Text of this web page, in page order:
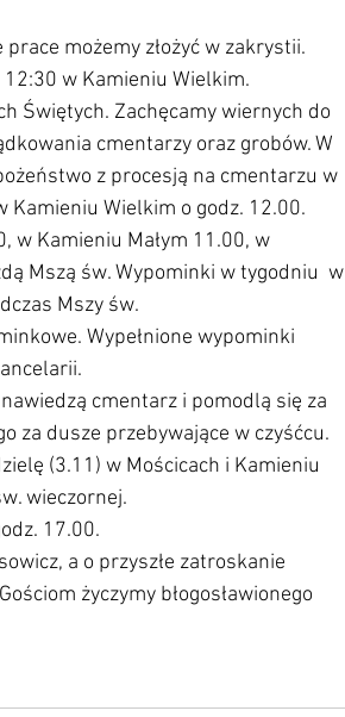
możemy złożyć w zakrystii.
12:30 w Kamieniu Wielkim.
Świętych. Zachęcamy wiernych do
cmentarzy oraz grobów. W
z procesją na cmentarzu w
Kamieniu Wielkim o godz. 12.00.
w Kamieniu Małym 11.00, w
Mszą św. Wypominki w tygodniu  w
Mszy św.
Wypełnione wypominki
cmentarz i pomodlą się za
za dusze przebywające w czyśćcu.
(3.11) w Mościcach i Kamieniu
wieczornej.
17.00.
a o przyszłe zatroskanie
życzymy błogosławionego